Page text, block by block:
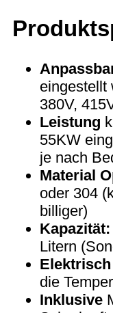
eingestellt
380V,
Leistung
55KW
je nach
Material
oder 304
billiger)
Kapazität:
Litern
die
Inklusive